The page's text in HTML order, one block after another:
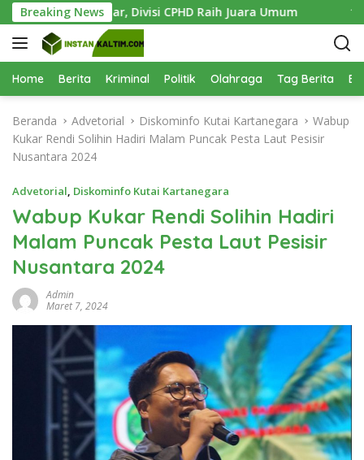
a
g
u
Breaking News
Digelar, Divisi CPHD Raih Juara Umum 1.000
Home Berita Kriminal Politik Olahraga Tag Berita
Beranda Advetorial Diskominfo Kutai Kartanegara
Wabup
Kukar Rendi Solihin Hadiri Malam Puncak Pesta Laut Pesisir
Nusantara 2024
Advetorial, Diskominfo Kutai Kartanegara
Wabup Kukar Rendi Solihin Hadiri
Malam Puncak Pesta Laut Pesisir
Nusantara 2024
Admin
Maret 7, 2024